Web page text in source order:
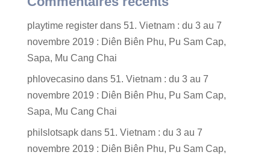
playtime registerdans 51. Vietnam : du 3 au 7
novembre 2019 : Diên Biên Phu, Pu Sam Cap,
Sapa, Mu Cang Chai
phlovecasinodans 51. Vietnam : du 3 au 7
novembre 2019 : Diên Biên Phu, Pu Sam Cap,
Sapa, Mu Cang Chai
philslotsapkdans 51. Vietnam : du 3 au 7
novembre 2019 : Diên Biên Phu, Pu Sam Cap,